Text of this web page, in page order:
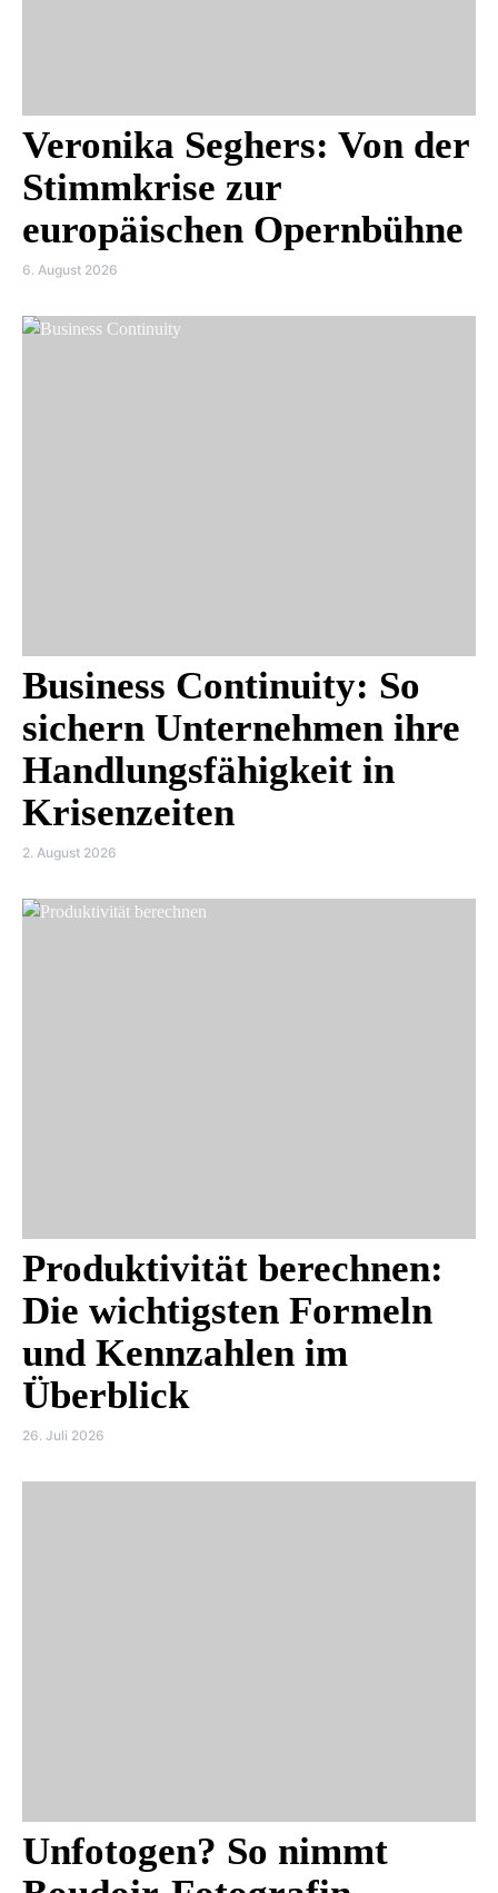
Veronika Seghers: Von der
Stimmkrise zur
europäischen Opernbühne
6. August 2026
Business Continuity: So
sichern Unternehmen ihre
Handlungsfähigkeit in
Krisenzeiten
2. August 2026
Produktivität berechnen:
Die wichtigsten Formeln
und Kennzahlen im
Überblick
26. Juli 2026
Unfotogen? So nimmt